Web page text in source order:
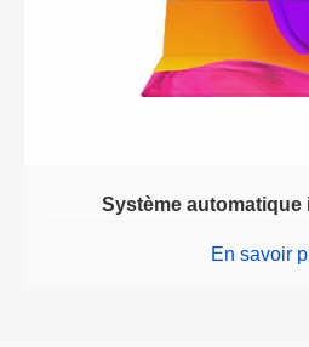
Système automatique
En savoir